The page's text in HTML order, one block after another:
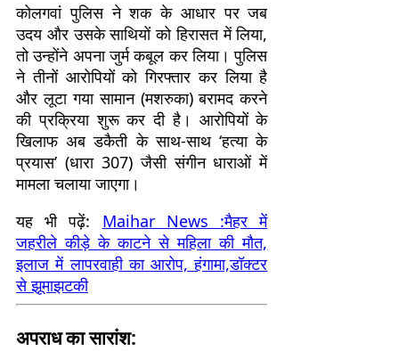
कोलगवां पुलिस ने शक के आधार पर जब
उदय और उसके साथियों को हिरासत में लिया,
तो उन्होंने अपना जुर्म कबूल कर लिया। पुलिस
ने तीनों आरोपियों को गिरफ्तार कर लिया है
और लूटा गया सामान (मशरुका) बरामद करने
की प्रक्रिया शुरू कर दी है। आरोपियों के
खिलाफ अब डकैती के साथ-साथ ‘हत्या के
प्रयास’ (धारा 307) जैसी संगीन धाराओं में
मामला चलाया जाएगा।
यह भी पढ़ें:
Maihar News :मैहर में
जहरीले कीड़े के काटने से महिला की मौत,
इलाज में लापरवाही का आरोप, हंगामा,डॉक्टर
से झूमाझटकी
अपराध का सारांश: